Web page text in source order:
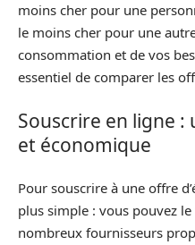
moins cher pour une
le moins cher pour une
consommation et de vos
essentiel de comparer les
Souscrire en ligne
et économique
Pour souscrire à une offre
plus simple : vous pouvez
nombreux fournisseurs